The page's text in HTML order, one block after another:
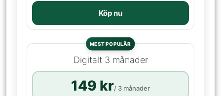
Köp nu
MEST POPULÄR
Digitalt 3 månader
149 kr/ 3 månader